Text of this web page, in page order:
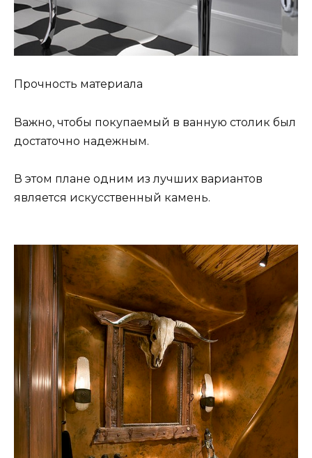
Прочность материала
Важно, чтобы покупаемый в ванную столик был
достаточно надежным.
В этом плане одним из лучших вариантов
является искусственный камень.